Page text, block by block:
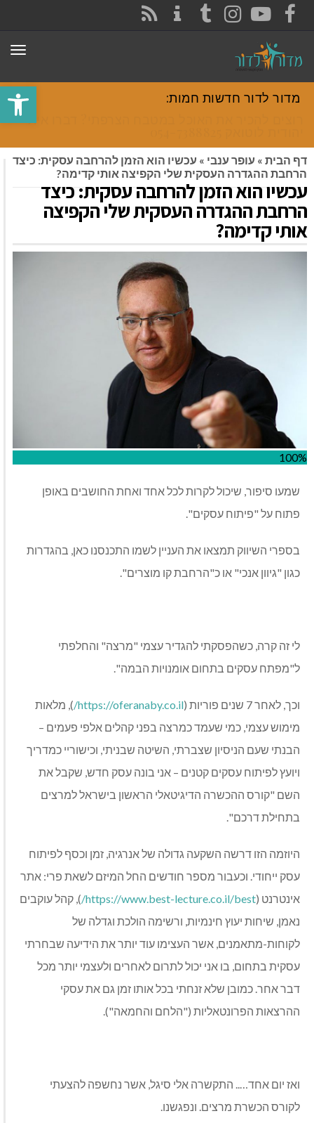
פתח
FACEBOOK
YOUTUBE
INSTAGRAM
TUMBLR
מדור לדור חדשות חמות:
רוצים להכיר את האוכל במטבח הצרפתי? דברו איתי
דף הבית » עופר ענבי » עכשיו הוא הזמן להרחבה עסקית: כיצד
הרחבת ההגדרה העסקית שלי הקפיצה אותי קדימה?
עכשיו הוא הזמן להרחבה עסקית: כיצד
הרחבת ההגדרה העסקית שלי הקפיצה
אותי קדימה?
100%
שמעו סיפור, שיכול לקרות לכל אחד ואחת החושבים באופן
פתוח על "פיתוח עסקים".
בספרי השיווק תמצאו את העניין לשמו התכנסנו כאן, בהגדרות
כגון "גיוון אנכי" או כ"הרחבת קו מוצרים".
לי זה קרה, כשהפסקתי להגדיר עצמי "מרצה" והחלפתי
ל"מפתח עסקים בתחום אומנויות הבמה".
וכך, לאחר 7 שנים פוריות ( https://oferanaby.co.il/ ), מלאות
מימוש עצמי, כמי שעמד כמרצה בפני קהלים אלפי פעמים –
הבנתי שעם הניסיון שצברתי, השיטה שבניתי, וכישוריי כמדריך
ויועץ לפיתוח עסקים קטנים – אני בונה עסק חדש, שקבל את
השם "קורס ההכשרה הדיגיטאלי הראשון בישראל למרצים
בתחילת דרכם".
היוזמה הזו דרשה השקעה גדולה של אנרגיה, זמן וכסף לפיתוח
עסק ייחודי. וכעבור מספר חודשים החל המיזם לשאת פרי: אתר
אינטרנט (https://www.best-lecture.co.il/best/ ), קהל עוקבים
נאמן, שיחות יעוץ חינמיות, ורשימה הולכת וגדלה של
לקוחות-מתאמנים, אשר העצימו עוד יותר את הידיעה שבחרתי
עסקית בתחום, בו אני יכול לתרום לאחרים ולעצמי יותר מכל
דבר אחר. כמובן שלא זנחתי בכל אותו זמן גם את עסקי
ההרצאות הפרונטאליות ("הלחם והחמאה").
ואז יום אחד….. התקשרה אלי סיגל, אשר נחשפה להצעתי
לקורס הכשרת מרצים. ונפגשנו.